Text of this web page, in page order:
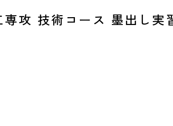
攻 技術コース 墨出し実